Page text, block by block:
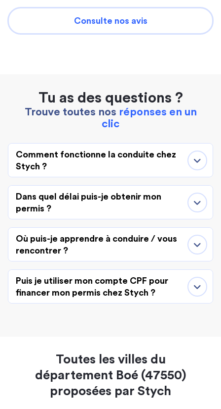
Consulte nos avis
Tu as des questions ?
Trouve toutes nos réponses en un
clic
Comment fonctionne la conduite chez
Stych ?
Dans quel délai puis-je obtenir mon
permis ?
Où puis-je apprendre à conduire / vous
rencontrer ?
Puis je utiliser mon compte CPF pour
financer mon permis chez Stych ?
Toutes les villes du
département Boé (47550)
proposées par Stych